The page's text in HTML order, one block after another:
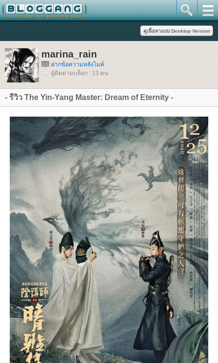
marina_rain
ฝากข้อความหลังไมค์
ผู้ติดตามบล็อก : 13 คน
- รีวิว The Yin-Yang Master: Dream of Eternity -